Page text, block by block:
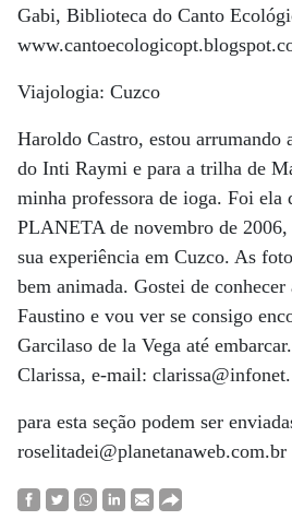
Gabi, Biblioteca do Canto
Viajologia: Cuzco
Haroldo Castro, estou arrumando
do Inti Raymi e para a trilha de
minha professora de ioga. Foi ela
PLANETA de novembro de 2006,
sua experiência em Cuzco. As
bem animada. Gostei de
Faustino e vou ver se consigo
Garcilaso de la Vega até
Clarissa, e-mail:
para esta seção podem ser
roselitadei@planetanaweb.com.br